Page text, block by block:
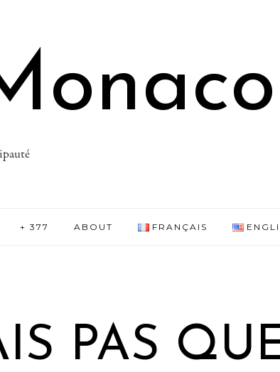
+ 377 ABOUT FRANÇAIS
PAS